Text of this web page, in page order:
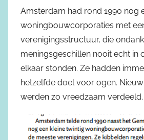
Amsterdam had rond 1990 nog
woningbouwcorporaties met
verenigingsstructuur, die
meningsgeschillen nooit echt in
elkaar stonden. Ze hadden
hetzelfde doel voor ogen.
werden zo vreedzaam verdeeld.